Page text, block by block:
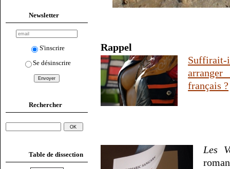
Newsletter
S'inscrire
Se désinscrire
Rechercher
Table de dissection
Rappel
Suffirait-
français ?
Les